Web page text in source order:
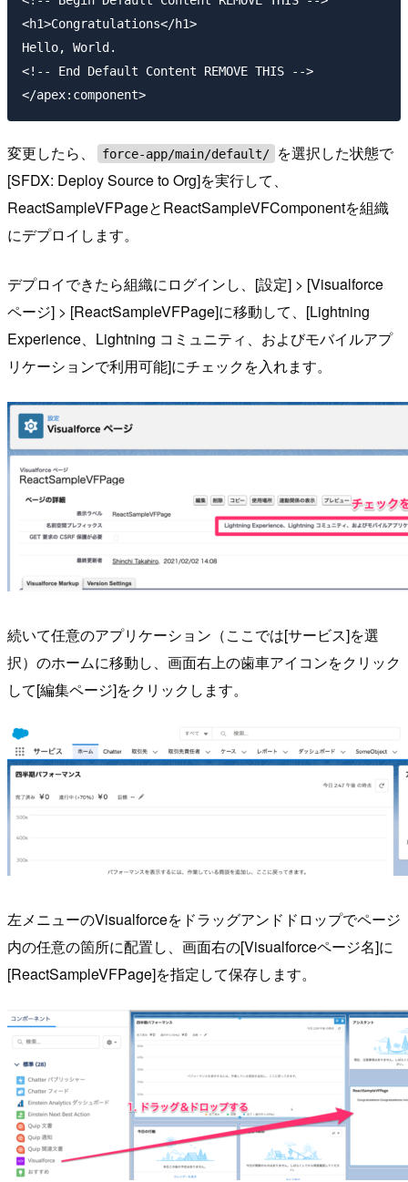
<h1>Congratulations</h1>
Hello, World.
<!-- End Default Content REMOVE THIS -->
変更したら、 force-app/main/default/
を選択した状態で
[SFDX: Deploy Source to Org]を実行して、
ReactSampleVFPageとReactSampleVFComponentを組織
にデプロイします。
デプロイできたら組織にログインし、[設定] > [Visualforce
ページ] > [ReactSampleVFPage]に移動して、[Lightning
Experience、Lightning コミュニティ、およびモバイルアプ
リケーションで利用可能]にチェックを入れます。
続いて任意のアプリケーション（ここでは[サービス]を選
択）のホームに移動し、画面右上の歯車アイコンをクリック
して[編集ページ]をクリックします。
左メニューのVisualforceをドラッグアンドドロップでページ
内の任意の箇所に配置し、画面右の[Visualforceページ名]に
[ReactSampleVFPage]を指定して保存します。